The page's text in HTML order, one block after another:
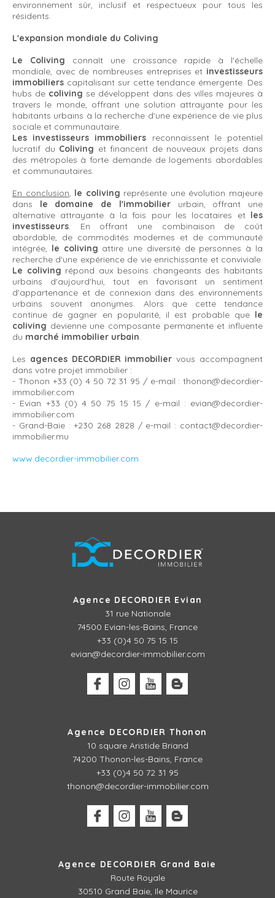
environnement sûr, inclusif et respectueux pour tous les
résidents.
L'expansion mondiale du Coliving
Le Coliving connaît une croissance rapide à l'échelle
mondiale, avec de nombreuses entreprises et investisseurs
immobiliers capitalisant sur cette tendance émergente. Des
hubs de colivingse développent dans des villes majeures à
travers le monde, offrant une solution attrayante pour les
habitants urbains à la recherche d'une expérience de vie plus
sociale et communautaire.
Les investisseurs immobiliers reconnaissent le potentiel
lucratif du Coliving et financent de nouveaux projets dans
des métropoles à forte demande de logements abordables
et communautaires.
En conclusion le coliving représente une évolution majeure
dans le domaine de l'immobilier urbain, offrant une
alternative attrayante à la fois pour les locataires et les
investisseurs . En offrant une combinaison de coût
abordable, de commodités modernes et de communauté
intégrée, le coliving attire une diversité de personnes à la
recherche d'une expérience de vie enrichissante et conviviale.
Le coliving répond aux besoins changeants des habitants
urbains d'aujourd'hui, tout en favorisant un sentiment
d'appartenance et de connexion dans des environnements
urbains souvent anonymes. Alors que cette tendance
continue de gagner en popularité, il est probable quele
coliving devienne une composante permanente et influente
du marché immobilier urbain
Les agences DECORDIER immobilier vous accompagnent
dans votre projet immobilier :
- Thonon +33 (0) 4 50 72 31 95 / e-mail : thonon@decordier-
immobilier.com
- Evian +33 (0) 4 50 75 15 15 / e-mail : evian@decordier-
immobilier.com
- Grand-Baie : +230 268 2828 / e-mail : contact@decordier-
immobilier.mu
www.decordier-immobilier.com
Agence DECORDIER Evian
31 rue Nationale
74500 Evian-les-Bains, France
+33 (0)4 50 75 15 15
evian@decordier-immobilier.com
Agence DECORDIER Thonon
10 square Aristide Briand
74200 Thonon-les-Bains, France
+33 (0)4 50 72 31 95
thonon@decordier-immobilier.com
Agence DECORDIER Grand Baie
Route Royale
30510 Grand Baie, Ile Maurice